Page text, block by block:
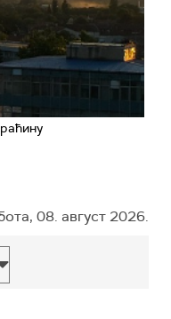
08. август 2026.